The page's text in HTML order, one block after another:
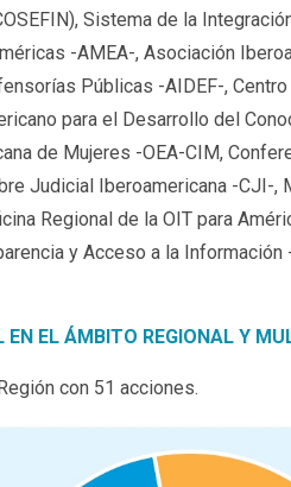
Sistema de la
-AMEA-, Asociación
Públicas -AIDEF-,
para el Desarrollo del
de Mujeres -OEA-CIM,
Judicial Iberoamericana -CJI-
Regional de la OIT para
y Acceso a la
EN EL ÁMBITO REGIONAL Y
con 51 acciones.